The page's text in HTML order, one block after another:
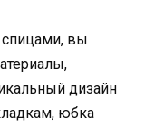
спицами, вы
дизайн
юбка